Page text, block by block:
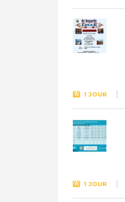
1 JOUR
1 JOUR